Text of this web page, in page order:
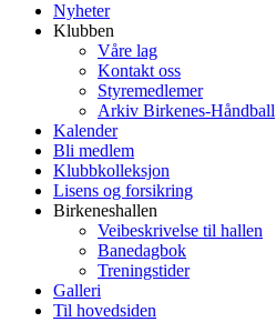
Nyheter
Klubben
Våre lag
Kontakt oss
Styremedlemer
Arkiv Birkenes-Håndball
Kalender
Bli medlem
Klubbkolleksjon
Lisens og forsikring
Birkeneshallen
Veibeskrivelse til hallen
Banedagbok
Treningstider
Galleri
Til hovedsiden